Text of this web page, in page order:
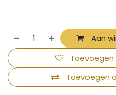
Aan
Toevoegen